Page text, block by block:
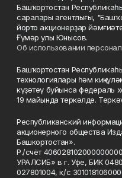
Башҡортостан
саралары агентлығы,
йорто акционерҙар
Ғүмәр улы Юнысов.
Об использовании
Башҡортостан
технологиялары һәм
күҙәтеү буйынса федераль
19 майында теркәлде.
Республиканский
акционерного общества
Башкортостан».
Р./счёт
УРАЛСИБ» в г. Уфе, БИК
027801004, к/с